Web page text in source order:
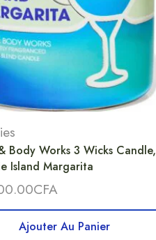
Body Works 3 Wicks Candle,
Island Margarita
CFA
Ajouter Au Panier